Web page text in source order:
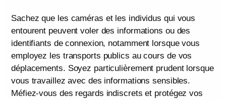
Sachez que les caméras et les individus qui vous
entourent peuvent voler des informations ou des
identifiants de connexion, notamment lorsque vous
employez les transports publics au cours de vos
déplacements. Soyez particulièrement prudent lorsque
vous travaillez avec des informations sensibles.
Méfiez-vous des regards indiscrets et protégez vos